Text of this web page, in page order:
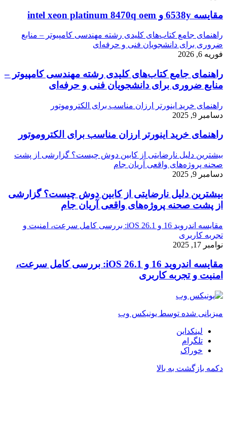
مقایسه 6538y و intel xeon platinum 8470q oem
راهنمای جامع کتاب‌های کلیدی رشته مهندسی کامپیوتر – منابع
ضروری برای دانشجویان فنی و حرفه‌ای
فوریه 6, 2026
راهنمای جامع کتاب‌های کلیدی رشته مهندسی کامپیوتر –
منابع ضروری برای دانشجویان فنی و حرفه‌ای
راهنمای خرید اینورتر ارزان مناسب برای الکتروموتور
دسامبر 9, 2025
راهنمای خرید اینورتر ارزان مناسب برای الکتروموتور
بیشترین دلیل نارضایتی از کابین دوش چیست؟ گزارشی از پشت
صحنه پروژه‌های واقعی آریان جام
دسامبر 9, 2025
بیشترین دلیل نارضایتی از کابین دوش چیست؟ گزارشی
از پشت صحنه پروژه‌های واقعی آریان جام
مقایسه اندروید 16 و iOS 26.1: بررسی کامل سرعت، امنیت و
تجربه کاربری
نوامبر 17, 2025
مقایسه اندروید 16 و iOS 26.1: بررسی کامل سرعت،
امنیت و تجربه کاربری
میزبانی شده توسط یونیکس وب
لینکداین
تلگرام
خوراک
دکمه بازگشت به بالا